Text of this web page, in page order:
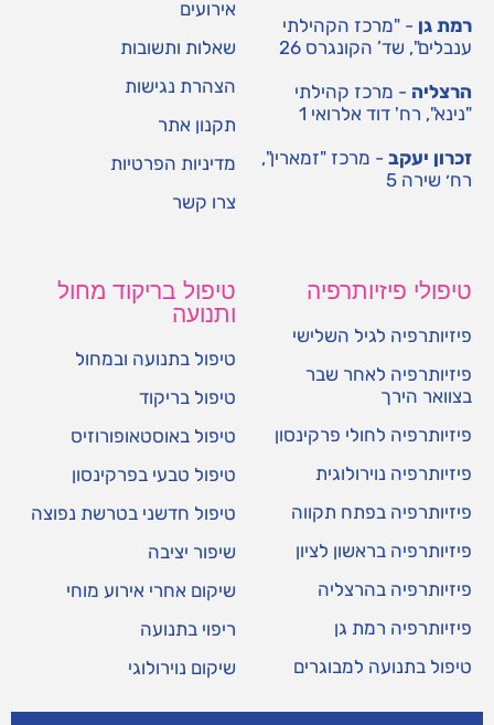
רמת גן - "מרכז הקהילתי
ענבלים", שד’ הקונגרס 26
הרצליה - מרכז קהילתי
"נינא", רח' דוד אלרואי 1
זכרון יעקב - מרכז "זמארין",
רח׳ שירה 5
אירועים
שאלות ותשובות
הצהרת נגישות
תקנון אתר
מדיניות הפרטיות
צרו קשר
טיפולי פיזיותרפיה
פיזיותרפיה לגיל השלישי
פיזיותרפיה לאחר שבר
בצוואר הירך
פיזיותרפיה לחולי פרקינסון
פיזיותרפיה נוירולוגית
פיזיותרפיה בפתח תקווה
פיזיותרפיה בראשון לציון
פיזיותרפיה בהרצליה
פיזיותרפיה רמת גן
טיפול בתנועה למבוגרים
טיפול בריקוד מחול
ותנועה
טיפול בתנועה ובמחול
טיפול בריקוד
טיפול באוסטאופורוזיס
טיפול טבעי בפרקינסון
טיפול חדשני בטרשת נפוצה
שיפור יציבה
שיקום אחרי אירוע מוחי
ריפוי בתנועה
שיקום נוירולוגי